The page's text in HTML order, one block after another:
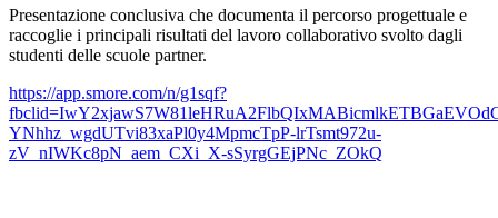
Presentazione conclusiva che documenta il percorso progettuale e
raccoglie i principali risultati del lavoro collaborativo svolto dagli
studenti delle scuole partner.
https://app.smore.com/n/g1sqf?
YNhhz_wgdUTvi83xaPl0y4MpmcTpP-lrTsmt972u-
zV_nIWKc8pN_aem_CXi_X-sSyrgGEjPNc_ZOkQ